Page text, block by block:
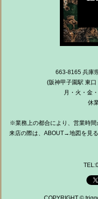
663-8165 兵庫
(阪神甲子園駅 東
月・火・金
休
※業務上の都合により、営業時
来店の際は、ABOUT→地図を見